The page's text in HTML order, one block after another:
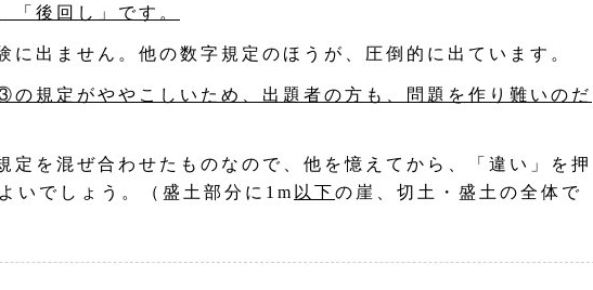
「後回し」です。
に出ません。他の数字規定のほうが、圧倒的に出ています。
の規定がややこしいため、出題者の方も、問題を作り難いのだ
定を混ぜ合わせたものなので、他を憶えてから、「違い」を押
いでしょう。（盛土部分に1m 以下の崖、切土・盛土の全体で